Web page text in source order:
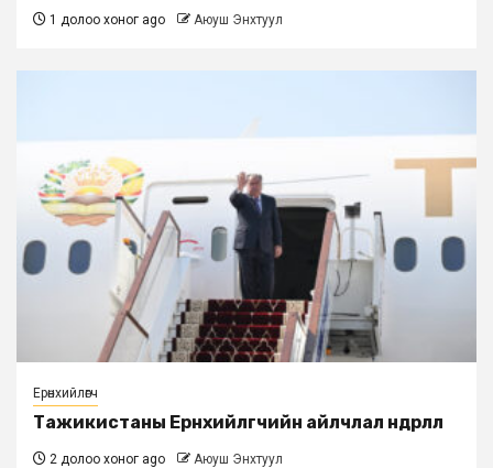
1 долоо хоног ago Аюуш Энхтуул
Ерөнхийлөгч
Тажикистаны Ерөнхийлөгчийн айлчлал өндөрлөлөө
2 долоо хоног ago Аюуш Энхтуул